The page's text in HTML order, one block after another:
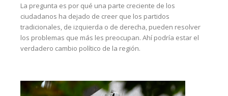
La pregunta es por qué una parte creciente de los
ciudadanos ha dejado de creer que los partidos
tradicionales, de izquierda o de derecha, pueden resolver
los problemas que más les preocupan. Ahí podría estar el
verdadero cambio político de la región.